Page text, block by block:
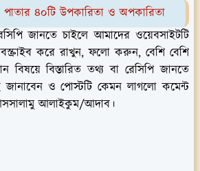
পাতার ৪০টি উপকারিতা ও অপকারিতা
জানতে চাইলে আমাদের ওয়েবসাইটটি
করে রাখুন, ফলো করুন, বেশি বেশি
বিস্তারিত তথ্য বা রেসিপি জানতে
জানাবেন ও পোস্টটি কেমন লাগলো কমেন্ট
আলাইকুম/আদাব।